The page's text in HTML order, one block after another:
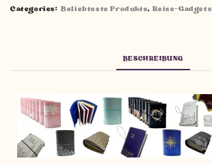
Categories: Beliebteste Produkte, Reise-Gadgets
BESCHREIBUNG